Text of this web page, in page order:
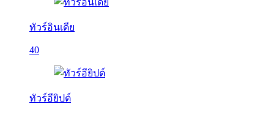
ทัวร์อินเดีย
40
ทัวร์อียิปต์